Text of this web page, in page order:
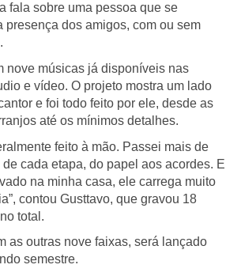
fala sobre uma pessoa que se
presença dos amigos, com ou sem
nove músicas já disponíveis nas
e vídeo. O projeto mostra um lado
e foi todo feito por ele, desde as
até os mínimos detalhes.
feito à mão. Passei mais de
cada etapa, do papel aos acordes. E
na minha casa, ele carrega muito
contou Gusttavo, que gravou 18
total.
as outras nove faixas, será lançado
semestre.